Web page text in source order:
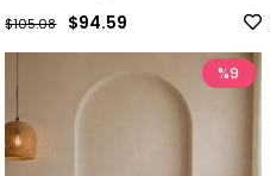
$94.59
$105.08
%9